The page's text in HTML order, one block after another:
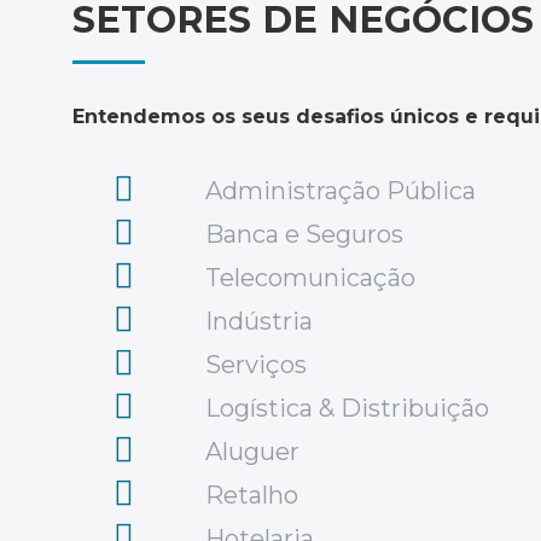
SETORES DE NEGÓCIOS
Entendemos os seus desafios únicos e
Administração Pública
Banca e Seguros
Telecomunicação
Indústria
Serviços
Logística & Distribuição
Aluguer
Retalho